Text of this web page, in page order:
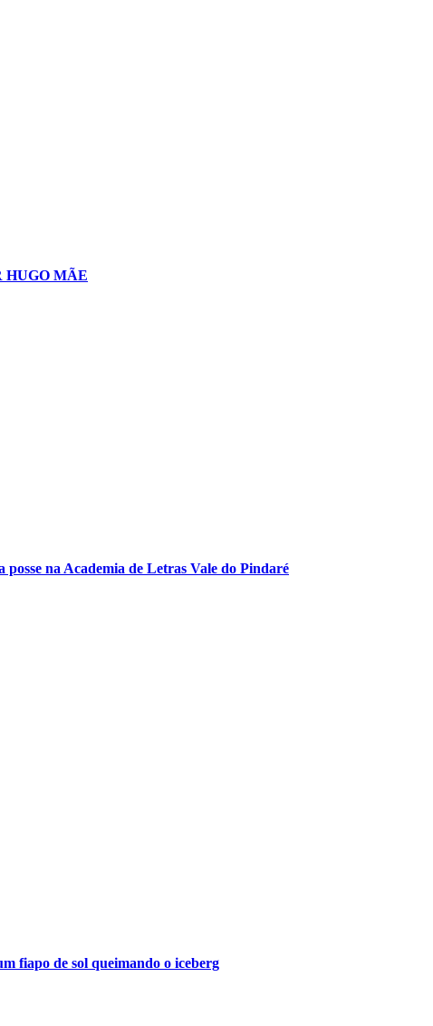
HUGO MÃE
na Academia de Letras Vale do Pindaré
fiapo de sol queimando o iceberg